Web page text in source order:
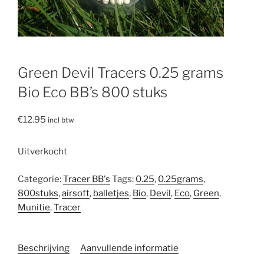
Green Devil Tracers 0.25 grams
Bio Eco BB’s 800 stuks
€12.95 incl btw
Uitverkocht
Categorie:Tracer BB's Tags: 0.25, 0.25grams,
800stuks,airsoft, balletjes, Bio, Devil, Eco, Green,
Munitie,Tracer
Beschrijving
Aanvullende informatie